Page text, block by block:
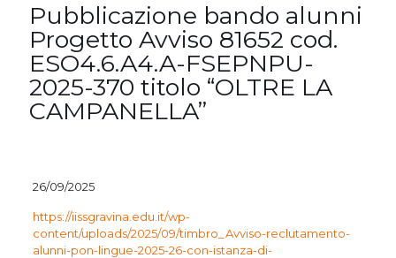
Pubblicazione bando alunni
Progetto Avviso 81652 cod.
ESO4.6.A4.A-FSEPNPU-
2025-370 titolo “OLTRE LA
CAMPANELLA”
26/09/2025
https://iissgravina.edu.it/wp-
content/uploads/2025/09/timbro_Avviso-reclutamento-
alunni-pon-lingue-2025-26-con-istanza-di-